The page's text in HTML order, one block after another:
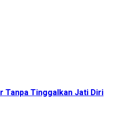
Tanpa Tinggalkan Jati Diri